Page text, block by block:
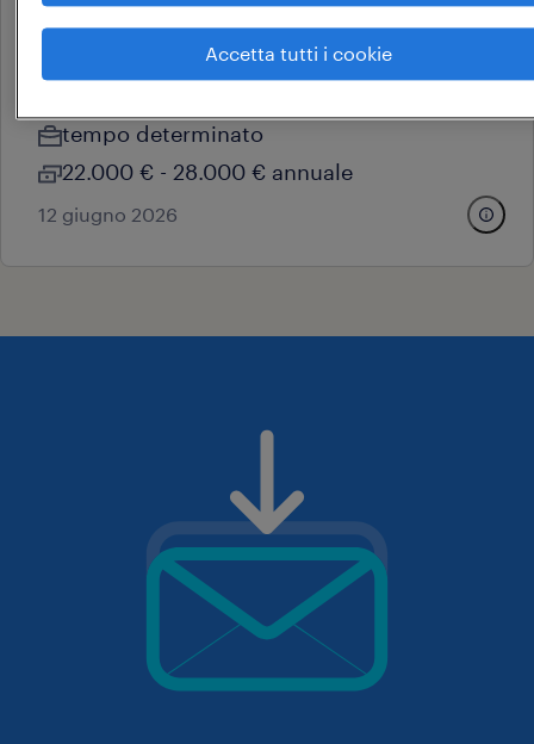
addetto alle macchine - settore
tempo determinato
22.000 € - 28.000 € annuale
12 giugno 2026
Accetta tutti i cookie